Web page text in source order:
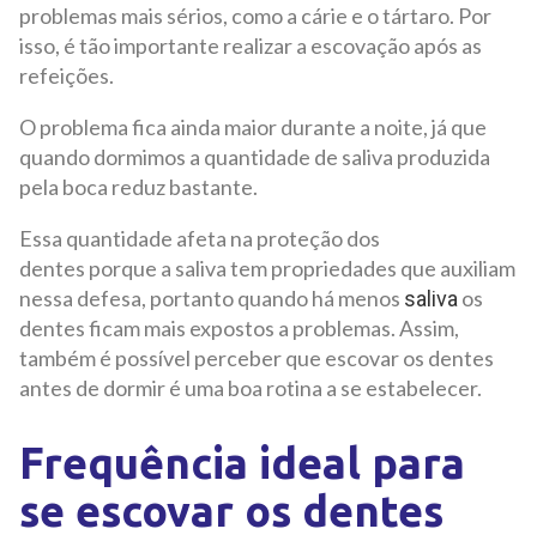
problemas mais sérios, como a cárie e o tártaro. Por
isso, é tão importante realizar a escovação após as
refeições.
O problema fica ainda maior durante a noite, já que
quando dormimos a quantidade de saliva produzida
pela boca reduz bastante.
Essa quantidade afeta na proteção dos
dentes porque a saliva tem propriedades que auxiliam
nessa defesa, portanto quando há menos saliva os
dentes ficam mais expostos a problemas. Assim,
também é possível perceber que escovar os dentes
antes de dormir é uma boa rotina a se estabelecer.
Frequência ideal para
se escovar os dentes